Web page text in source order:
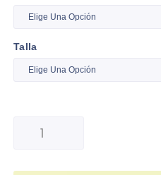
Talla